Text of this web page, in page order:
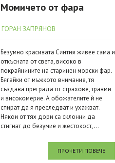
Момичето от фара
ГОРАН ЗАПРЯНОВ
Безумно красивата Синтия живее сама и
откъсната от света, високо в
покрайнините на старинен морски фар.
Бягайки от мъжкото внимание, тя
създава преграда от страхове, травми
и високомерие. А обожателите ѝ не
спират да я преследват и ухажват.
Някои от тях дори са склонни да
стигнат до безумие и жестокост,...
ПРОЧЕТИ ПОВЕЧЕ